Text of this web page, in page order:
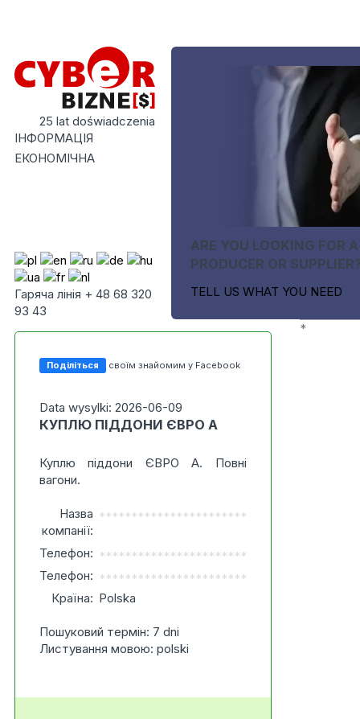
25 lat doświadczenia
ІНФОРМАЦІЯ
ЕКОНОМІЧНА
Гаряча лінія + 48 68 320
93 43
ARE YOU LOOKING FOR A
PRODUCER OR
TELL US WHAT YOU NEED
Поділіться своїм знайомим у Facebook
Data wysylki: 2026-06-09
КУПЛЮ ПІДДОНИ ЄВРО А
Куплю піддони ЄВРО А. Повні
вагони.
Назва
компанії:
***********************
Телефон: ***********************
Телефон: ***********************
Країна: Polska
Пошуковий термін: 7 dni
Листування мовою: polski
*